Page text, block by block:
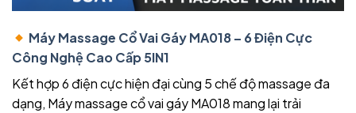
Máy Massage Cổ Vai Gáy MA018 – 6 Điện Cực
Công Nghệ Cao Cấp 5IN1
Kết hợp 6 điện cực hiện đại cùng 5 chế độ massage đa
dạng, Máy massage cổ vai gáy MA018 mang lại trải